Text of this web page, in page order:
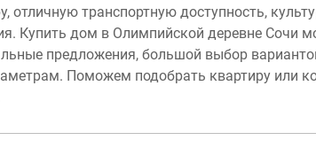
отличную транспортную доступность,
Купить дом в Олимпийской деревне Сочи
предложения, большой выбор
Поможем подобрать квартиру или